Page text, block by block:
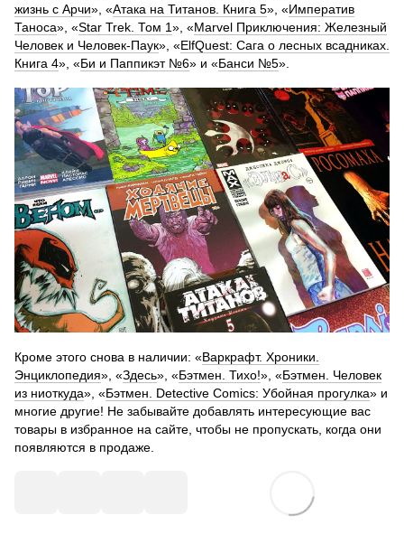
жизнь с Арчи», «Атака на Титанов. Книга 5», «Императив
Таноса», «Star Trek. Том 1», «Marvel Приключения: Железный
Человек и Человек-Паук», «ElfQuest: Сага о лесных всадниках.
Книга 4», «Би и Паппикэт №6» и «Банси №5».
Кроме этого снова в наличии: «Варкрафт. Хроники.
Энциклопедия», «Здесь», «Бэтмен. Тихо!», «Бэтмен. Человек
из ниоткуда», «Бэтмен. Detective Comics: Убойная прогулка» и
многие другие! Не забывайте добавлять интересующие вас
товары в избранное на сайте, чтобы не пропускать, когда они
появляются в продаже.